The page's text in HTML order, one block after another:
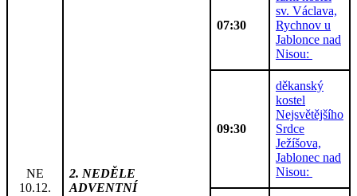
NE
10.12.
2. NEDĚLE
ADVENTNÍ
07:30
sv. Václava,
Rychnov u
Jablonce nad
Nisou:
09:30
děkanský
kostel
Nejsvětějšího
Srdce
Ježíšova,
Jablonec nad
Nisou: